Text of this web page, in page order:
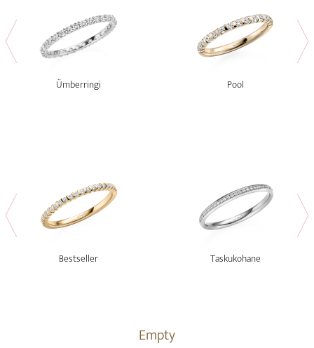
Ümberringi Pool
Bestseller Taskukohane
Empty